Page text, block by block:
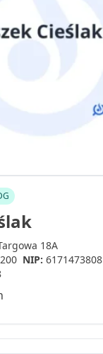
18A
NIP: 6171473808